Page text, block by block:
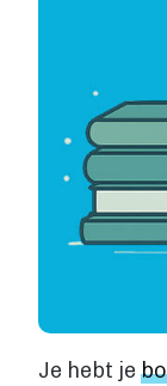
GROTE OPLAGE
Offset
Hoe
Boek
ALGEMEEN
Boek
Kosten
Je hebt je